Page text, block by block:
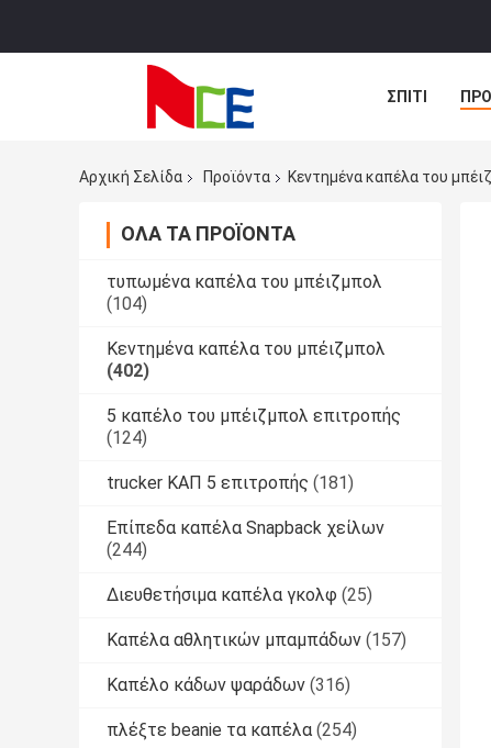
ΣΠΊΤΙ
Αρχική Σελίδα
Προϊόντα Κεντημένα καπέλα του
ΌΛΑ ΤΑ ΠΡΟΪΌΝΤΑ
τυπωμένα καπέλα του μπέιζμπολ
(104)
Κεντημένα καπέλα του μπέιζμπολ
(402)
5 καπέλο του μπέιζμπολ επιτροπής
(124)
trucker ΚΑΠ 5 επιτροπής (181)
Επίπεδα καπέλα Snapback χείλων
(244)
Διευθετήσιμα καπέλα γκολφ (25)
Καπέλα αθλητικών μπαμπάδων (157)
Καπέλο κάδων ψαράδων (316)
πλέξτε beanie τα καπέλα (254)